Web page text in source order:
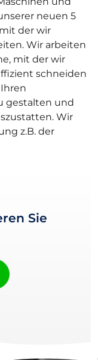
neuen 5
der wir
Wir arbeiten
mit der wir
schneiden
gestalten und
Wir
z.B. der
Sie